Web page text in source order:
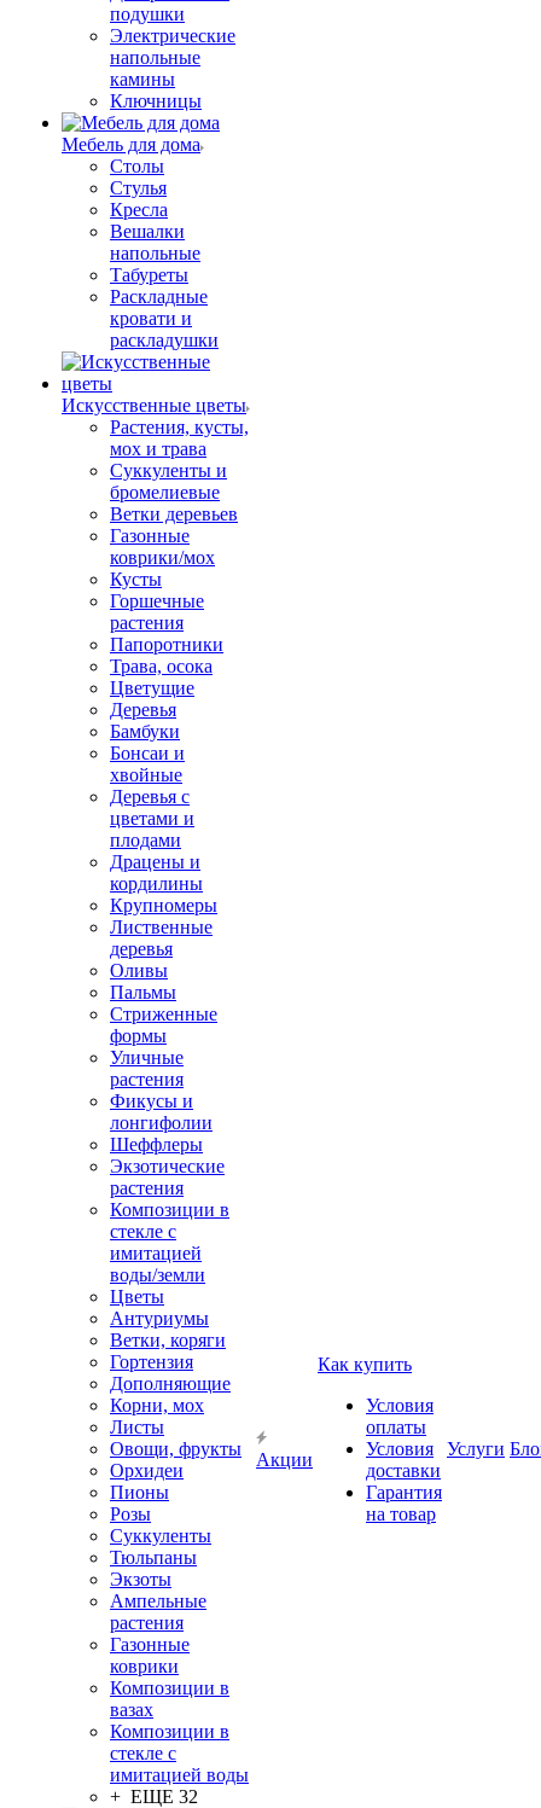
подушки
Электрические
напольные
камины
Ключницы
Мебель для дома
Столы
Стулья
Кресла
Вешалки
напольные
Табуреты
Раскладные
кровати и
раскладушки
Искусственные цветы
Растения, кусты,
мох и трава
Суккуленты и
бромелиевые
Ветки деревьев
Газонные
коврики/мох
Кусты
Горшечные
растения
Папоротники
Трава, осока
Цветущие
Деревья
Бамбуки
Бонсаи и
хвойные
Деревья с
цветами и
плодами
Драцены и
кордилины
Крупномеры
Лиственные
деревья
Оливы
Пальмы
Стриженные
формы
Уличные
растения
Фикусы и
лонгифолии
Шеффлеры
Экзотические
растения
Композиции в
стекле с
имитацией
воды/земли
Цветы
Антуриумы
Ветки, коряги
Гортензия
Дополняющие
Корни, мох
Листы
Овощи, фрукты
Орхидеи
Пионы
Розы
Суккуленты
Тюльпаны
Экзоты
Ампельные
растения
Газонные
коврики
Композиции в
вазах
Композиции в
стекле с
имитацией воды
+ ЕЩЕ 32
Акции
Как купить
Условия
оплаты
Условия
доставки
Гарантия
на товар
Услуги